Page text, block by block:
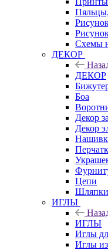
Схемы
ДЕКОР
ДЕКОР
Боа
Декор
Декор
Цепи
Шляпки
ИГЛЫ
ИГЛЫ
Иглы
Иглы